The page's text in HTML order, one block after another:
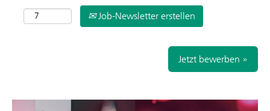
Job-Newsletter erstellen
Jetzt bewerben »